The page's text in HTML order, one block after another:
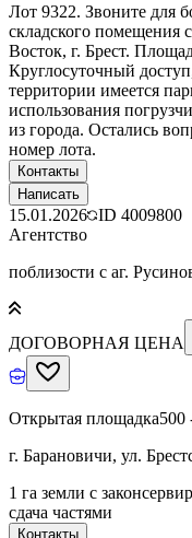
Лот 9322. Звоните для
складского помещения
Восток, г. Брест.
Круглосуточный
территории имеется
использования
из города. Остались
номер лота.
Контакты
Написать
15.01.2026 ID 4009800
Агентство
поблизости с аг.
ДОГОВОРНАЯ ЦЕНА
Открытая площадка500
г. Барановичи, ул.
1 га земли с
сдача частями
Контакты